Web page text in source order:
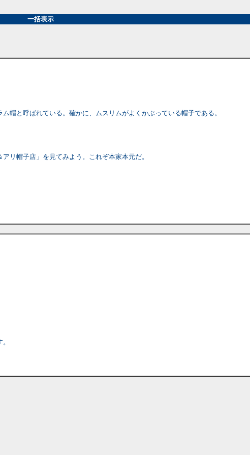
一括表示
帽と呼ばれている。確かに、ムスリムがよくかぶっている帽子である。
リ帽子店」を見てみよう。これぞ本家本元だ。